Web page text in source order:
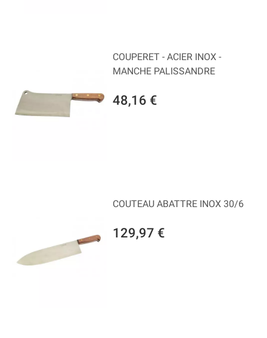
48,16 €
COUPERET - ACIER INOX -
MANCHE PALISSANDRE
129,97 €
COUTEAU ABATTRE INOX 30/6